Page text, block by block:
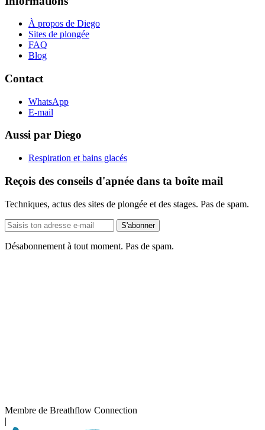
À propos de Diego
Sites de plongée
FAQ
Blog
Contact
WhatsApp
E-mail
Aussi par Diego
Respiration et bains glacés
Reçois des conseils d'apnée dans ta boîte mail
Techniques, actus des sites de plongée et des stages. Pas de spam.
Adresse
e-
mail
S'abonner
Désabonnement à tout moment. Pas de spam.
Membre de Breathflow Connection
|